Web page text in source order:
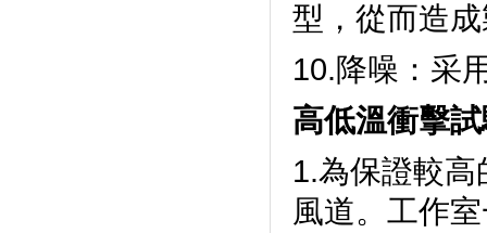
型，從而造
10.降噪：
高低溫衝擊
1.為保證較高
風道。工作